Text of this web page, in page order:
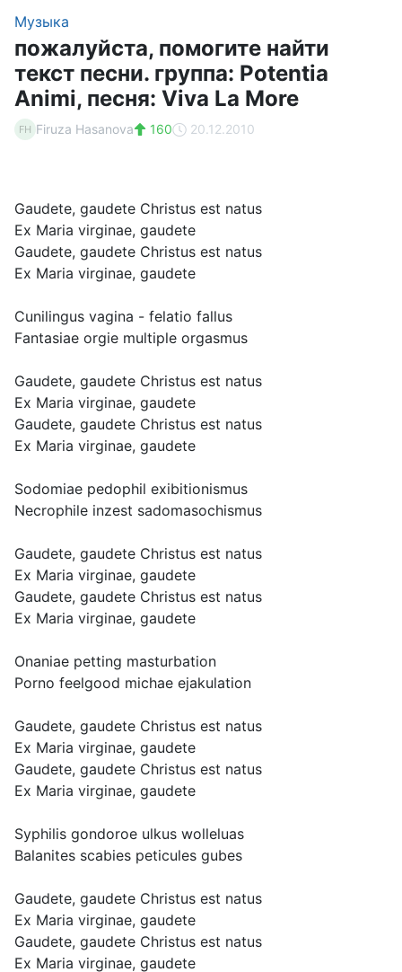
Музыка
пожалуйста, помогите найти
текст песни. группа: Potentia
Animi, песня: Viva La More
FH Firuza Hasanova 160 20.12.2010
Gaudete, gaudete Christus est natus
Ex Maria virginae, gaudete
Gaudete, gaudete Christus est natus
Ex Maria virginae, gaudete
Cunilingus vagina - felatio fallus
Fantasiae orgie multiple orgasmus
Gaudete, gaudete Christus est natus
Ex Maria virginae, gaudete
Gaudete, gaudete Christus est natus
Ex Maria virginae, gaudete
Sodomiae pedophil exibitionismus
Necrophile inzest sadomasochismus
Gaudete, gaudete Christus est natus
Ex Maria virginae, gaudete
Gaudete, gaudete Christus est natus
Ex Maria virginae, gaudete
Onaniae petting masturbation
Porno feelgood michae ejakulation
Gaudete, gaudete Christus est natus
Ex Maria virginae, gaudete
Gaudete, gaudete Christus est natus
Ex Maria virginae, gaudete
Syphilis gondoroe ulkus wolleluas
Balanites scabies peticules gubes
Gaudete, gaudete Christus est natus
Ex Maria virginae, gaudete
Gaudete, gaudete Christus est natus
Ex Maria virginae, gaudete